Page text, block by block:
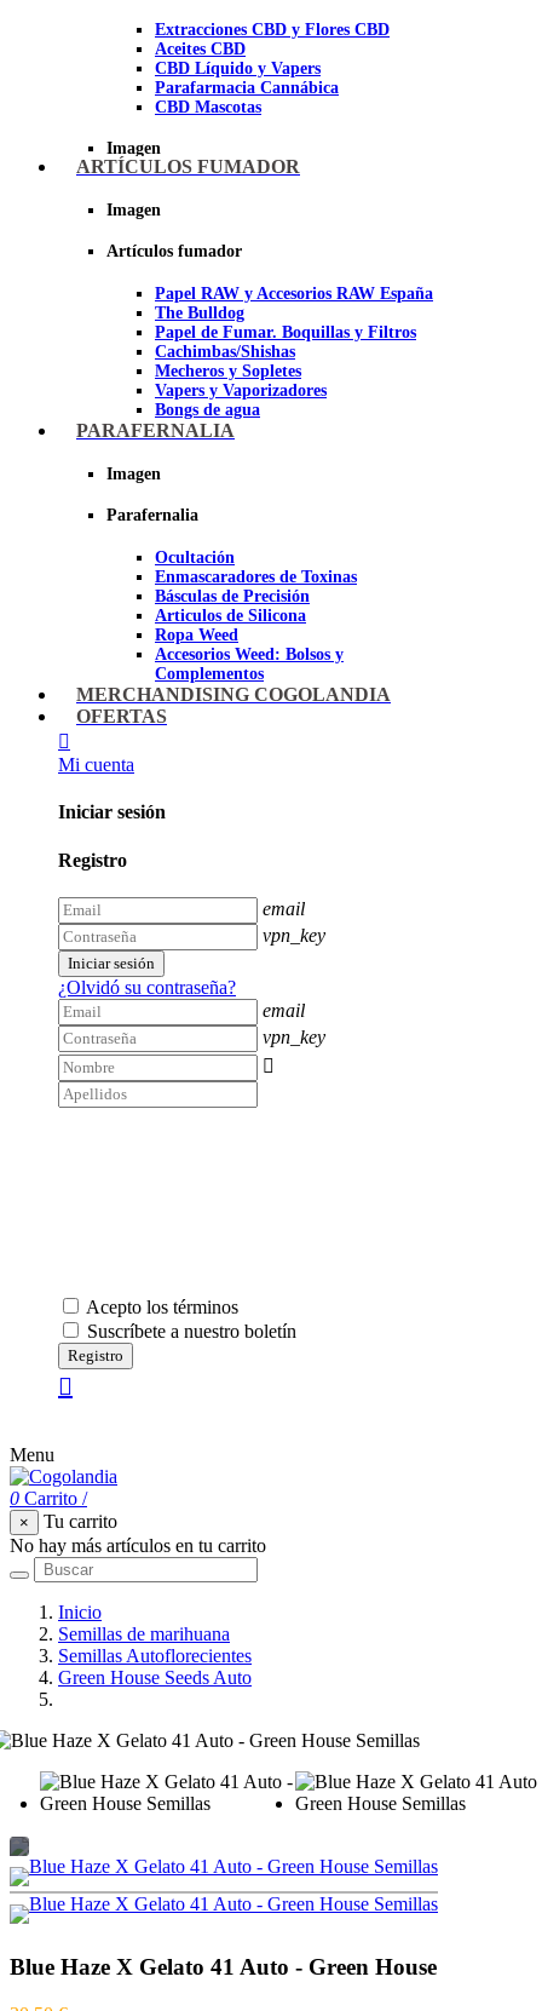
Extracciones CBD y Flores CBD
Aceites CBD
CBD Líquido y Vapers
Parafarmacia Cannábica
CBD Mascotas
Imagen
ARTÍCULOS FUMADOR
Imagen
Artículos fumador
Papel RAW y Accesorios RAW España
The Bulldog
Papel de Fumar. Boquillas y Filtros
Cachimbas/Shishas
Mecheros y Sopletes
Vapers y Vaporizadores
Bongs de agua
Bandejas para liar
Ceniceros para Fumadores
Pipas BHO
Dabbers
Imagen
PARAFERNALIA
Imagen
Parafernalia
Ocultación
Enmascaradores de Toxinas
Básculas de Precisión
Articulos de Silicona
Ropa Weed
Accesorios Weed: Bolsos y
Complementos
Cannabuds
Inciensos
MERCHANDISING COGOLANDIA
OFERTAS
Mi cuenta
Iniciar sesión
Registro
email
vpn_key
Iniciar sesión
¿Olvidó su contraseña?
email
vpn_key

Acepto los términos
Suscríbete a nuestro boletín
Registro
Menu
0 Carrito /
×
Tu carrito
No hay más artículos en tu carrito
Inicio
Semillas de marihuana
Semillas Autoflorecientes
Green House Seeds Auto
Blue Haze X Gelato 41 Auto - Green House